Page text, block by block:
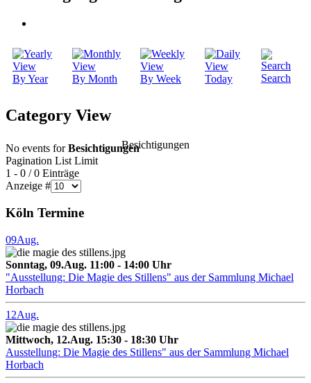
By Year By Month By Week Today Search
Category View
Besichtigungen
No events forBesichtigungen
Pagination List Limit
1 - 0 / 0 Einträge
Anzeige #
Köln Termine
09Aug.
Sonntag, 09.Aug. 11:00 - 14:00 Uhr
"Ausstellung: Die Magie des Stillens" aus der Sammlung Michael
Horbach
12Aug.
Mittwoch, 12.Aug. 15:30 - 18:30 Uhr
Ausstellung: Die Magie des Stillens" aus der Sammlung Michael
Horbach